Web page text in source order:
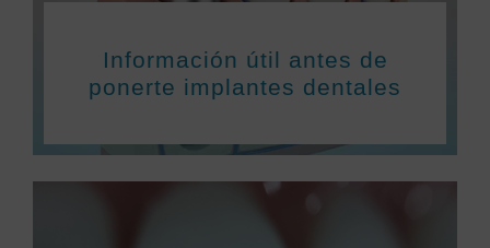
Información útil antes de
ponerte implantes dentales